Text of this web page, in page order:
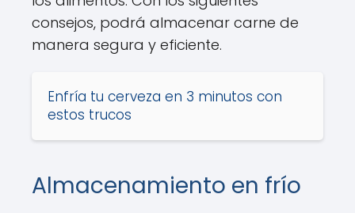
consejos, podrá almacenar carne de
manera segura y eficiente.
Enfría tu cerveza en 3 minutos con
estos trucos
Almacenamiento en frío